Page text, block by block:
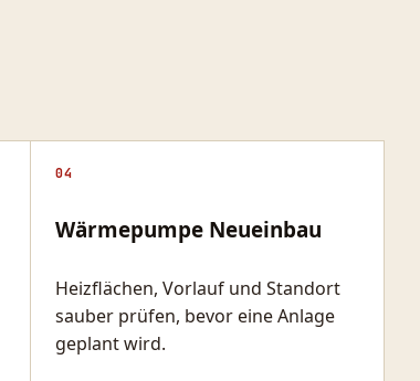
04
Wärmepumpe Neueinbau
Heizflächen, Vorlauf und Standort
sauber prüfen, bevor eine Anlage
geplant wird.